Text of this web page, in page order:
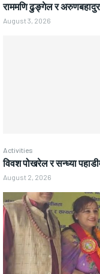
राममणि ढुङ्गेल र अरुणबहादुर
August 3, 2026
Activities
विवश पोखरेल र सन्ध्या
August 2, 2026